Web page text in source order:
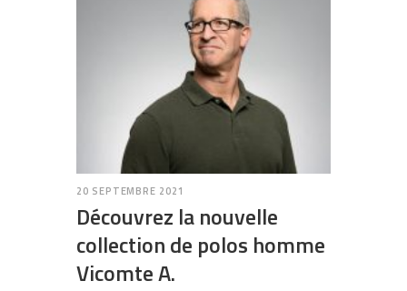
20 SEPTEMBRE 2021
Découvrez la nouvelle
collection de polos homme
Vicomte A.